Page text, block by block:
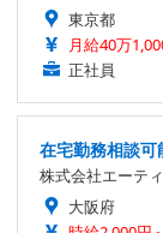
東京都
月給40万
正社員
在宅勤務相談
株式会社エーテ
大阪府